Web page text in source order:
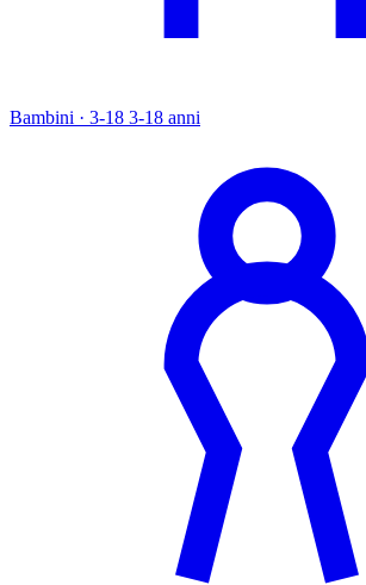
Bambini · 3-18 3-18 anni